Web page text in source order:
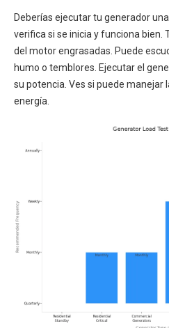
Deberías ejecutar tu generador
verifica si se inicia y funciona bien.
del motor engrasadas. Puede
humo o temblores. Ejecutar el
su potencia. Ves si puede manejar
energía.